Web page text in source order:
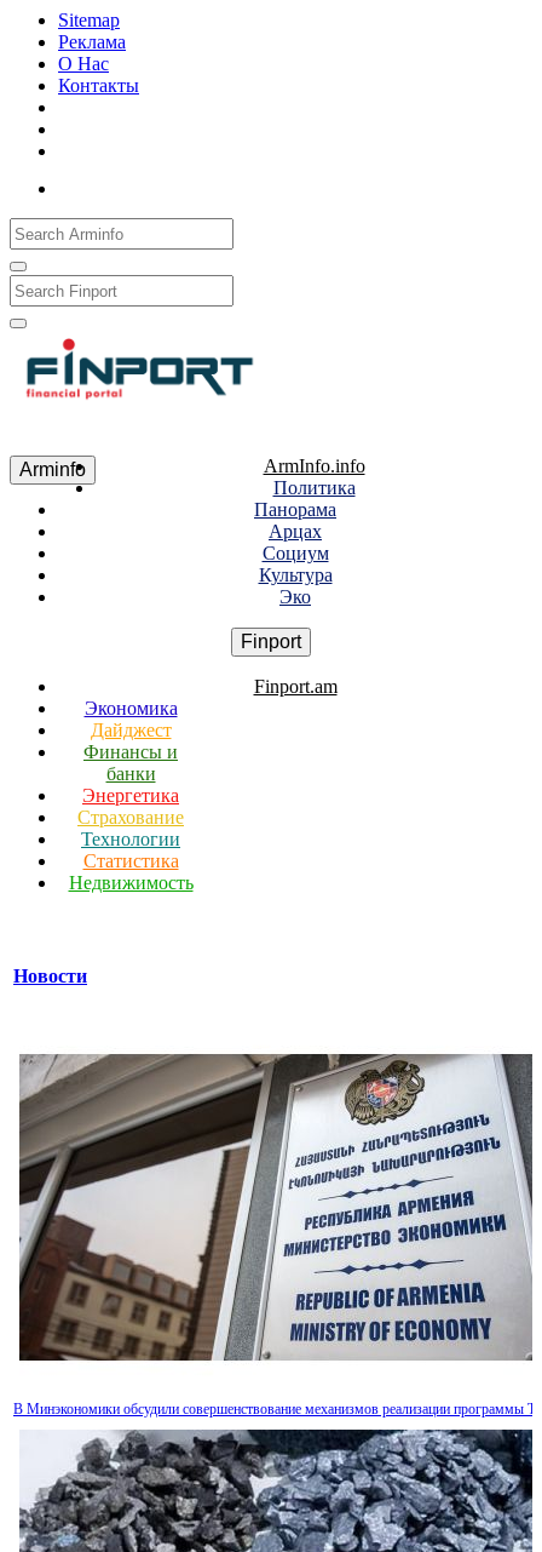
Sitemap
Реклама
О Нас
Контакты
Arminfo
ArmInfo.info
Политика
Панорама
Арцах
Социум
Культура
Эко
Finport
Finport.am
Экономика
Дайджест
Финансы и
банки
Энергетика
Страхование
Технологии
Статистика
Недвижимость
Новости
В Минэкономики обсудили совершенствование механизмов реализации программы